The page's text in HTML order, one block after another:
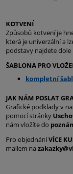
KOTVENÍ
Způsobů kotvení je
která je univerzální a
podstavy najdete dole
ŠABLONA PRO
kompletní
JAK NÁM POSLAT
Grafické podklady v
pomocí stránky
nám vložíte do
Pro objednáníVÍCE
mailem na